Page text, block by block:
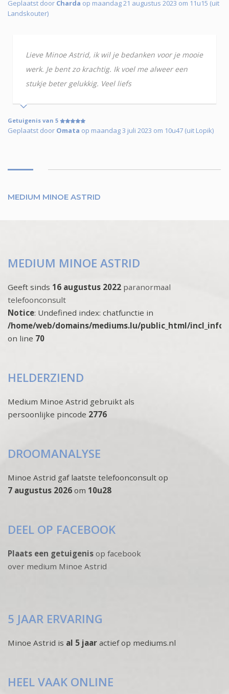
Geplaatst door Charda op maandag 21 augustus 2023 om 11u15 (uit
Landskouter)
Lieve Minoe Astrid, ik wil je bedanken voor je mooie
werk. Je bent zo krachtig. Ik voel me alweer een
stukje beter gelukkig. Veel liefs
Getuigenis van 5
Geplaatst door Omata op maandag 3 juli 2023 om 10u47 (uit Lopik)
MEDIUM MINOE ASTRID
MEDIUM MINOE ASTRID
Geeft sinds 16 augustus 2022 paranormaal
telefoonconsult
Notice: Undefined index: chatfunctie in
/home/web/domains/mediums.lu/public_html/
on line 70
HELDERZIEND
Medium Minoe Astrid gebruikt als
persoonlijke pincode 2776
DROOMANALYSE
Minoe Astrid gaf laatste telefoonconsult op
7 augustus 2026 om 10u28
DEEL OP FACEBOOK
Plaats een getuigenis op facebook
over medium Minoe Astrid
5 JAAR ERVARING
Minoe Astrid is al 5 jaar actief op mediums.nl
HEEL VAAK ONLINE